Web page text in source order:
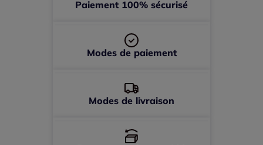
Paiement 100% sécurisé
Modes de paiement
Modes de livraison